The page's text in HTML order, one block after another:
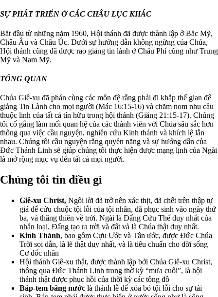
SỰ PHÁT TRIỂN Ở CÁC CHÂU LỤC KHÁC
Bắt đầu từ những năm 1960, Hội thánh đã được thành lập ở Bắc Mỹ,
Châu Âu và Châu Úc. Dưới sự hướng dẫn không ngừng của Chúa,
Hội thánh cũng đã được rao giảng tin lành ở Châu Phí cũng như Trung
Mỹ và Nam Mỹ.
TỔNG QUAN
Chúa Giê-xu đã phán cùng các môn đệ rằng phải đi khắp thế gian để
giảng Tin Lành cho mọi người (Mác 16:15-16) và chăm nom nhu cầu
thuộc linh của tất cả tín hữu trong hội thánh (Giăng 21:15-17). Chúng
tôi cố gắng làm mối quan hệ của các thành viên với Chúa sâu sắc hơn
thông qua việc cầu nguyện, nghiên cứu Kinh thánh và khích lệ lẫn
nhau. Chúng tôi cầu nguyện rằng quyền năng và sự hướng dẫn của
Đức Thánh Linh sẽ giúp chúng tôi thực hiện được mạng lịnh của Ngài
là mở rộng mục vụ đến tất cả mọi người.
Chúng tôi tin điều gì
Giê-xu Christ, Ngôi lời đã trở nên xác thịt, đã chết trên thập tự
giá để cứu chuộc tội lỗi của tội nhân, đã phục sinh vào ngày thứ
ba, và thăng thiên về trời. Ngài là Đấng Cứu Thế duy nhất của
nhân loại, Đấng tạo ra trời và đất và là Chúa thật duy nhất.
Kinh Thánh, bao gồm Cựu Ước và Tân ước, được Đức Chúa
Trời soi dẫn, là lẽ thật duy nhất, và là tiêu chuẩn cho đời sống
Cơ đốc nhân
Hội thánh Giê-xu thật, được thành lập bởi Chúa Giê-xu Christ,
thông qua Đức Thánh Linh trong thờ kỳ “mưa cuối”, là hội
thánh thật được phục hồi của thời kỳ các tông đồ
Báp-tem bằng nước là thánh lễ để xóa bỏ tội lỗi cho sự tái